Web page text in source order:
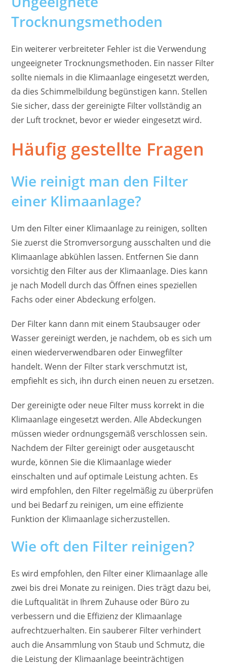
Trocknungsmethoden
Ein weiterer verbreiteter Fehler ist die Verwendung
ungeeigneter Trocknungsmethoden. Ein nasser Filter
sollte niemals in die Klimaanlage eingesetzt werden,
da dies Schimmelbildung begünstigen kann. Stellen
Sie sicher, dass der gereinigte Filter vollständig an
der Luft trocknet, bevor er wieder eingesetzt wird.
Häufig gestellte Fragen
Wie reinigt man den Filter
einer Klimaanlage?
Um den Filter einer Klimaanlage zu reinigen, sollten
Sie zuerst die Stromversorgung ausschalten und die
Klimaanlage abkühlen lassen. Entfernen Sie dann
vorsichtig den Filter aus der Klimaanlage. Dies kann
je nach Modell durch das Öffnen eines speziellen
Fachs oder einer Abdeckung erfolgen.
Der Filter kann dann mit einem Staubsauger oder
Wasser gereinigt werden, je nachdem, ob es sich um
einen wiederverwendbaren oder Einwegfilter
handelt. Wenn der Filter stark verschmutzt ist,
empfiehlt es sich, ihn durch einen neuen zu ersetzen.
Der gereinigte oder neue Filter muss korrekt in die
Klimaanlage eingesetzt werden. Alle Abdeckungen
müssen wieder ordnungsgemäß verschlossen sein.
Nachdem der Filter gereinigt oder ausgetauscht
wurde, können Sie die Klimaanlage wieder
einschalten und auf optimale Leistung achten. Es
wird empfohlen, den Filter regelmäßig zu überprüfen
und bei Bedarf zu reinigen, um eine effiziente
Funktion der Klimaanlage sicherzustellen.
Wie oft den Filter reinigen?
Es wird empfohlen, den Filter einer Klimaanlage alle
zwei bis drei Monate zu reinigen. Dies trägt dazu bei,
die Luftqualität in Ihrem Zuhause oder Büro zu
verbessern und die Effizienz der Klimaanlage
aufrechtzuerhalten. Ein sauberer Filter verhindert
auch die Ansammlung von Staub und Schmutz, die
die Leistung der Klimaanlage beeinträchtigen